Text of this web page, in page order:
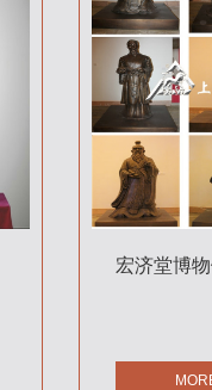
宏济堂博